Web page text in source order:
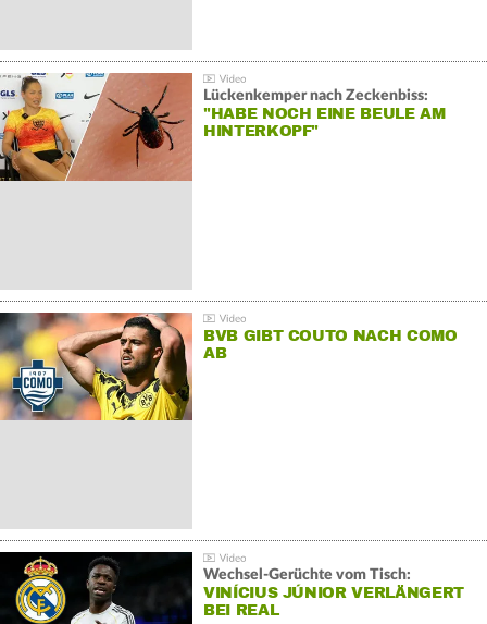
Lückenkemper nach Zeckenbiss:
"HABE NOCH EINE BEULE AM
HINTERKOPF"
BVB GIBT COUTO NACH COMO
AB
Wechsel-Gerüchte vom Tisch:
VINÍCIUS JÚNIOR VERLÄNGERT
BEI REAL